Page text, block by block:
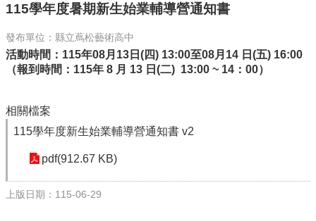
站
導
覽
縣
教
網
115學年度暑期新生始業輔導營通知書
發布單位：縣立蔦松藝術高中
活動時間： 115年08月13日 (四) 13:00至08月14 日(五) 16:00
（報到時間：115年 8 月 13 日(二) 13:00 ~ 14：00）
相關檔案
115學年度新生始業輔導營通知書 v2
pdf(912.67 KB)
上版日期：115-06-29